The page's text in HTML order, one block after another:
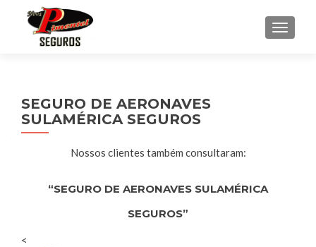
SEGURO DE AERONAVES
SULAMÉRICA SEGUROS
Nossos clientes também consultaram:
“SEGURO DE AERONAVES SULAMÉRICA
SEGUROS”
<